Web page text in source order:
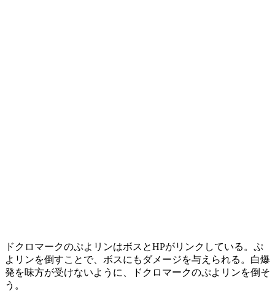
ドクロマークのぷよリンはボスとHPがリンクしている。ぷ
よリンを倒すことで、ボスにもダメージを与えられる。白爆
発を味方が受けないように、ドクロマークのぷよリンを倒そ
う。